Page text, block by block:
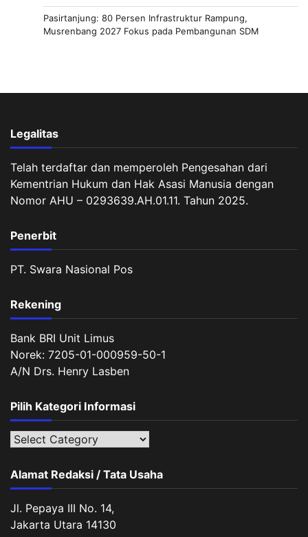
Pasirtanjung: 80 Persen Infrastruktur Rampung,
Musrenbang 2027 Fokus pada Pembangunan SDM
Legalitas
Telah terdaftar dan memperoleh Pengesahan dari
Kementrian Hukum dan Hak Asasi Manusia dengan
Nomor AHU – 0293639.AH.01.11. Tahun 2025.
Penerbit
PT. Swara Nasional Pos
Rekening
Bank BRI Unit Limus
Norek: 7205-01-000959-50-1
A/N Drs. Henry Lasben
Pilih Kategori Informasi
Pilih
Informasi
Alamat Redaksi / Tata Usaha
Jl. Pepaya III No. 14,
Jakarta Utara 14130